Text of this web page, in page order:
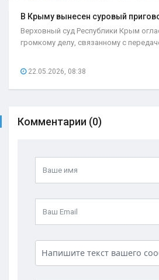
В Крыму вынесен суровый
Верховный суд Республики Крым
громкому делу, связанному с
22.05.2026, 08:38
Комментарии (0)